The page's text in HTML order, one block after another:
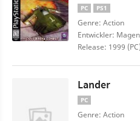
PC PS1
Genre: Action
Entwickler:
Release: 1999
Lander
PC
Genre: Action